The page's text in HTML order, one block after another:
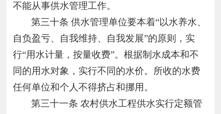
不能从事供水管理工作。
第三十条 供水管理单位要本着“以水养水、
自负盈亏、自我维持、自我发展”的原则，实
行“用水计量，按量收费”。根据制水成本和不
同的用水对象，实行不同的水价。所收的水费
任何单位和个人不得挤占和挪用。
第三十一条 农村供水工程供水实行定额管